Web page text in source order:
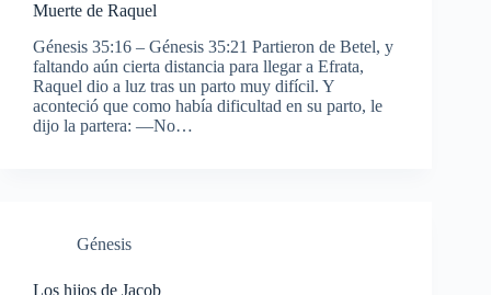
Muerte de Raquel
Génesis 35:16 – Génesis 35:21 Partieron de Betel, y
faltando aún cierta distancia para llegar a Efrata,
Raquel dio a luz tras un parto muy difícil. Y
aconteció que como había dificultad en su parto, le
dijo la partera: —No…
Génesis
Los hijos de Jacob